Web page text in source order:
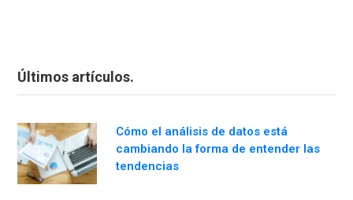
Últimos artículos.
Cómo el análisis de datos está
cambiando la forma de entender las
tendencias